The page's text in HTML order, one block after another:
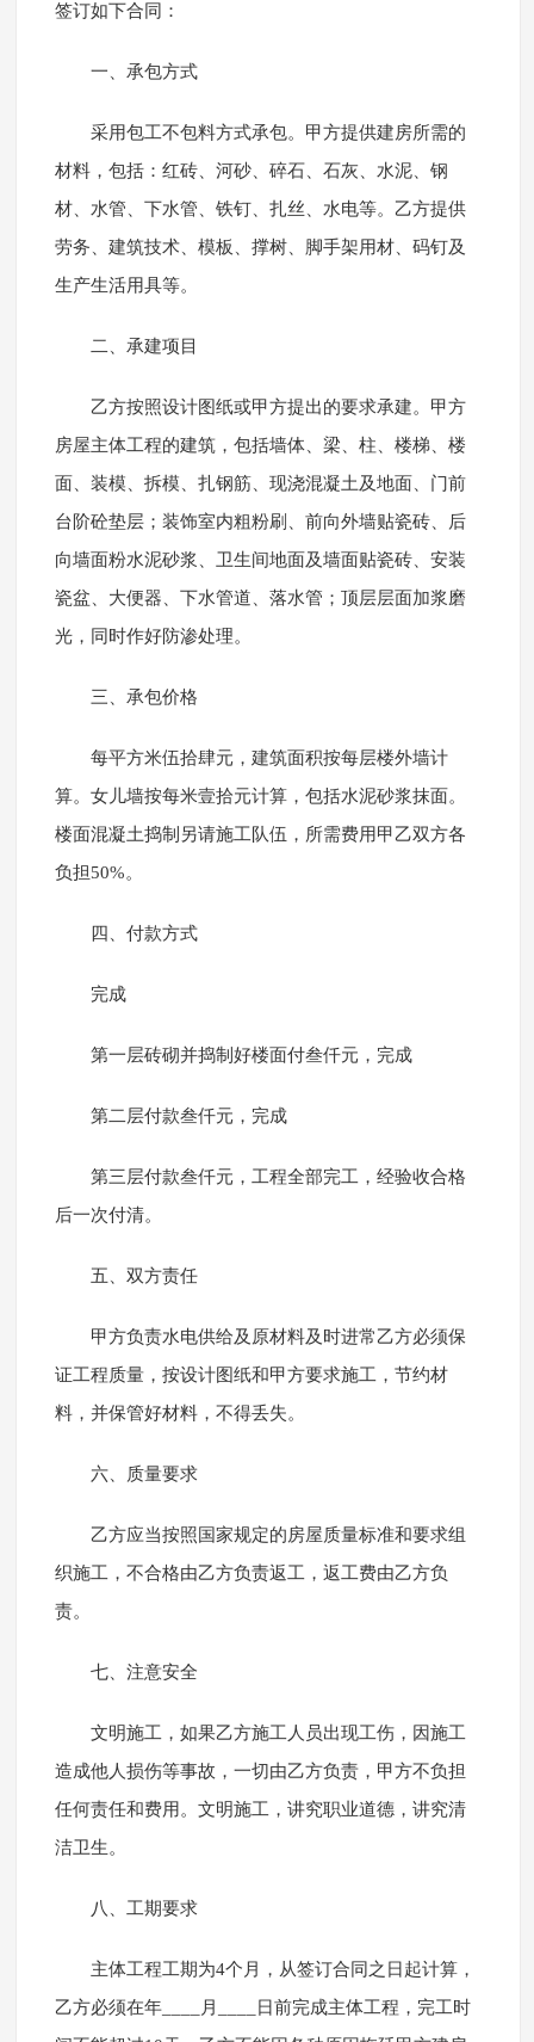
签订如下合同：
一、承包方式
采用包工不包料方式承包。甲方提供建房所需的
材料，包括：红砖、河砂、碎石、石灰、水泥、钢
材、水管、下水管、铁钉、扎丝、水电等。乙方提供
劳务、建筑技术、模板、撑树、脚手架用材、码钉及
生产生活用具等。
二、承建项目
乙方按照设计图纸或甲方提出的要求承建。甲方
房屋主体工程的建筑，包括墙体、梁、柱、楼梯、楼
面、装模、拆模、扎钢筋、现浇混凝土及地面、门前
台阶砼垫层；装饰室内粗粉刷、前向外墙贴瓷砖、后
向墙面粉水泥砂浆、卫生间地面及墙面贴瓷砖、安装
瓷盆、大便器、下水管道、落水管；顶层层面加浆磨
光，同时作好防渗处理。
三、承包价格
每平方米伍拾肆元，建筑面积按每层楼外墙计
算。女儿墙按每米壹拾元计算，包括水泥砂浆抹面。
楼面混凝土捣制另请施工队伍，所需费用甲乙双方各
负担50%。
四、付款方式
完成
第一层砖砌并捣制好楼面付叁仟元，完成
第二层付款叁仟元，完成
第三层付款叁仟元，工程全部完工，经验收合格
后一次付清。
五、双方责任
甲方负责水电供给及原材料及时进常乙方必须保
证工程质量，按设计图纸和甲方要求施工，节约材
料，并保管好材料，不得丢失。
六、质量要求
乙方应当按照国家规定的房屋质量标准和要求组
织施工，不合格由乙方负责返工，返工费由乙方负
责。
七、注意安全
文明施工，如果乙方施工人员出现工伤，因施工
造成他人损伤等事故，一切由乙方负责，甲方不负担
任何责任和费用。文明施工，讲究职业道德，讲究清
洁卫生。
八、工期要求
主体工程工期为4个月，从签订合同之日起计算，
乙方必须在年____月____日前完成主体工程，完工时